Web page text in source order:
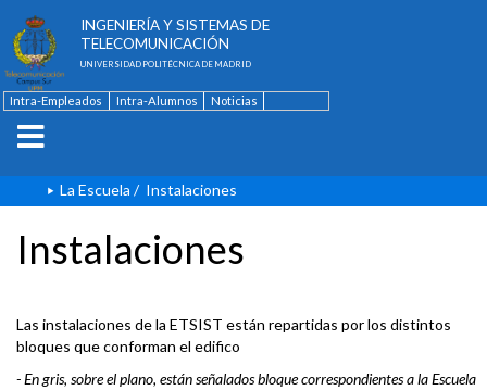
INGENIERÍA Y SISTEMAS DE
TELECOMUNICACIÓN
UNIVERSIDAD POLITÉCNICA DE MADRID
Intra-Empleados Intra-Alumnos
Noticias
La Escuela / Instalaciones
Instalaciones
Las instalaciones de la ETSIST están repartidas por los distintos
bloques que conforman el edifico
- En gris, sobre el plano, están señalados bloque correspondientes a la Escuela